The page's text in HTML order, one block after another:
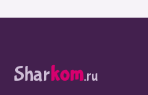
Sharkom.ru